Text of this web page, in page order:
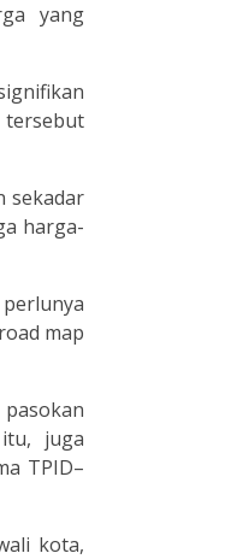
yang
tersebut
sekadar
harga-
map
juga
TPID–
kota,